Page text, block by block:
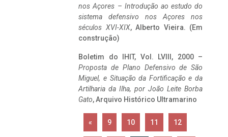
nos Açores – Introdução ao estudo do
sistema defensivo nos Açores nos
séculos XVI-XIX, Alberto Vieira. (Em
construção)
Boletim do IHIT, Vol. LVIII, 2000 –
Proposta de Plano Defensivo de São
Miguel, e Situação da Fortificação e da
Artilharia da Ilha, por João Leite Borba
Gato, Arquivo Histórico Ultramarino
« 9 10 11 12